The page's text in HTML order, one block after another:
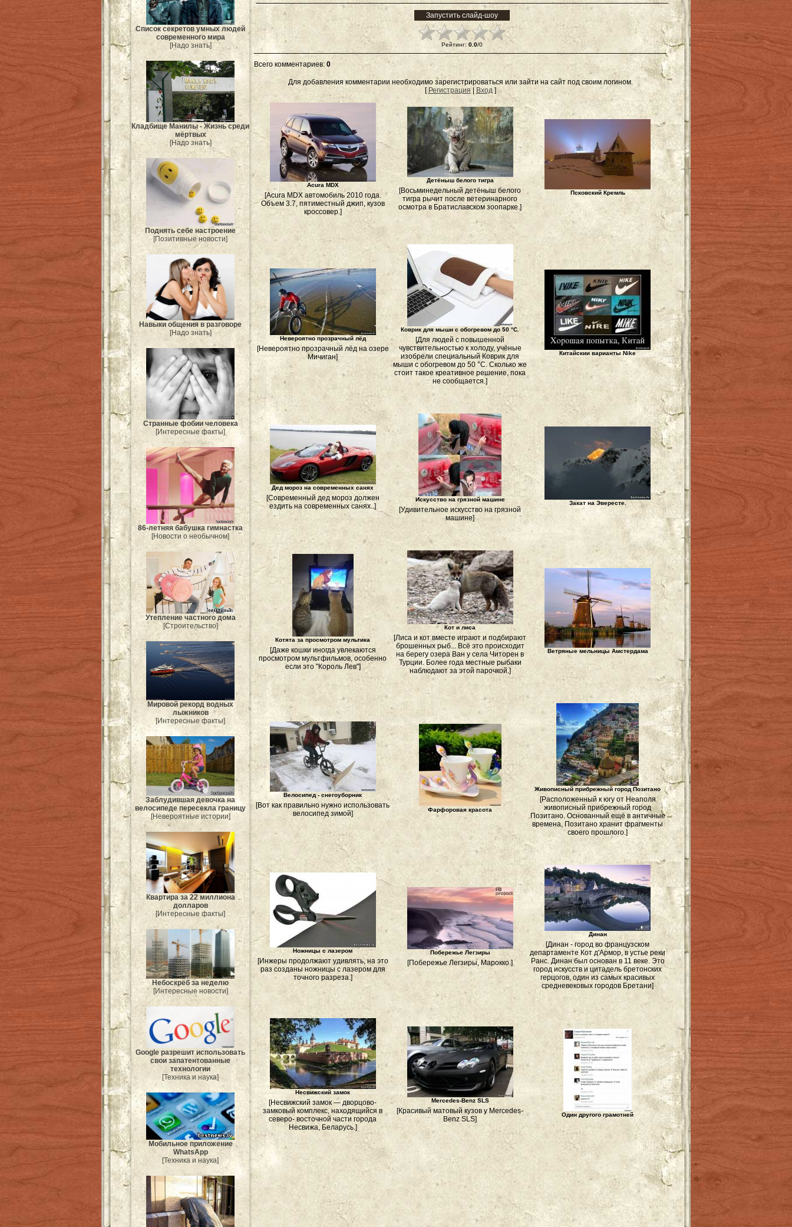
Список секретов умных людей
современного мира
[Надо знать]
Кладбище Манилы - Жизнь среди
мёртвых
[Надо знать]
Поднять себе настроение
[Позитивные новости]
Навыки общения в разговоре
[Надо знать]
Странные фобии человека
[Интересные факты]
86-летняя бабушка гимнастка
[Новости о необычном]
Утепление частного дома
[Строительство]
Мировой рекорд водных
лыжников
[Интересные факты]
Заблудившая девочка на
велосипеде пересекла границу
[Невероятные истории]
Квартира за 22 миллиона
долларов
[Интересные факты]
Небоскрёб за неделю
[Интересные новости]
Google разрешит использовать
свои запатентованные
технологии
[Техника и наука]
Мобильное приложение
WhatsApp
[Техника и наука]
Рейтинг: 0.0/0
Всего комментариев: 0
Для добавления комментарии необходимо зарегистрироваться или зайти на сайт под своим логином.
[ Регистрация| Вход]
Acura MDX
[Acura MDX автомобиль 2010 года.
Объем 3.7, пятиместный джип, кузов
кроссовер.]
Детёныш белого тигра
[Восьминедельный детёныш белого
тигра рычит после ветеринарного
осмотра в Братиславском зоопарке.]
Псковский Кремль
Невероятно прозрачный лёд
[Невероятно прозрачный лёд на озере
Мичиган]
Коврик для мыши с обогревом до 50 °С.
[Для людей с повышенной
чувствительностью к холоду, учёные
изобрели специальный Коврик для
мыши с обогревом до 50 °С. Сколько же
стоит такое креативное решение, пока
не сообщается.]
Китайскии варианты Nike
Дед мороз на современных санях
[Современный дед мороз должен
ездить на современных санях..]
Искусство на грязной машине
[Удивительное искусство на грязной
машине]
Закат на Эвересте.
Котята за просмотром мультика
[Даже кошки иногда увлекаются
просмотром мультфильмов, особенно
если это "Король Лев"]
Кот и лиса
[Лиса и кот вместе играют и подбирают
брошенных рыб... Всё это происходит
на берегу озера Ван у села Читорен в
Турции. Более года местные рыбаки
наблюдают за этой парочкой.]
Ветряные мельницы Амстердама
Велосипед - снегоуборник
[Вот как правильно нужно использовать
велосипед зимой]
Фарфоровая красота
Живописный прибрежный город Позитано
[Расположенный к югу от Неаполя
живописный прибрежный город
Позитано. Основанный ещё в античные
времена, Позитано хранит фрагменты
своего прошлого.]
Ножницы с лазером
[Инжеры продолжают удивлять, на это
раз созданы ножницы с лазером для
точного разреза.]
Побережье Легзиры
[Побережье Легзиры, Марокко.]
Динан
[Динан - город во французском
департаменте Кот д'Армор, в устье реки
Ранс. Динан был основан в 11 веке. Это
город искусств и цитадель бретонских
герцогов, один из самых красивых
средневековых городов Бретани]
Несвижский замок
[Несвижский замок — дворцово-
замковый комплекс, находящийся в
северо- восточной части города
Несвижа, Беларусь.]
Mercedes-Benz SLS
[Красивый матовый кузов у Mercedes-
Benz SLS]
Один другого грамотней